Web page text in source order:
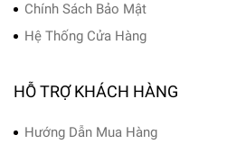
Chính Sách Bảo Mật
Hệ Thống Cửa Hàng
HỖ TRỢ KHÁCH HÀNG
Hướng Dẫn Mua Hàng